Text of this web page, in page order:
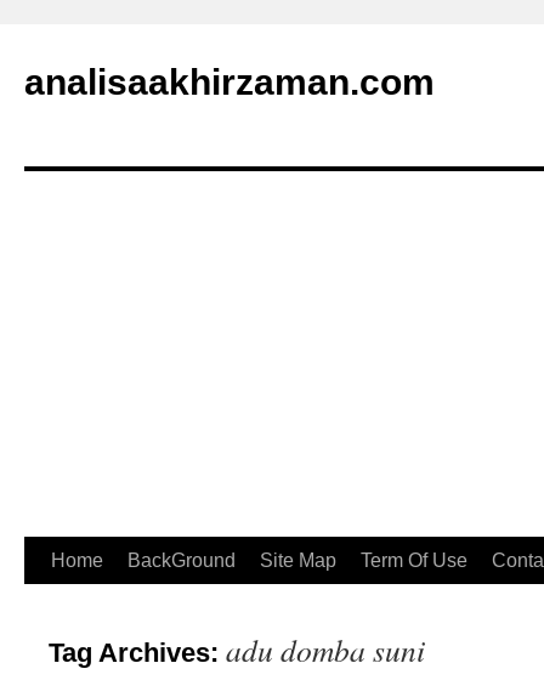
analisaakhirzaman.com
Home BackGround Site Map Term Of Use
Tag Archives: adu domba suni